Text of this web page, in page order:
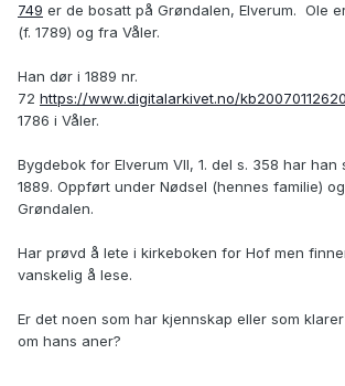
749 er de bosatt på Grøndalen, Elverum. Ole
(f. 1789) og fra Våler.
Han dør i 1889 nr.
72 https://www.digitalarkivet.no/
1786 i Våler.
Bygdebok for Elverum VII, 1. del s. 358 har han
1889. Oppført under Nødsel (hennes familie)
Grøndalen.
Har prøvd å lete i kirkeboken for Hof men
vanskelig å lese.
Er det noen som har kjennskap eller som
om hans aner?